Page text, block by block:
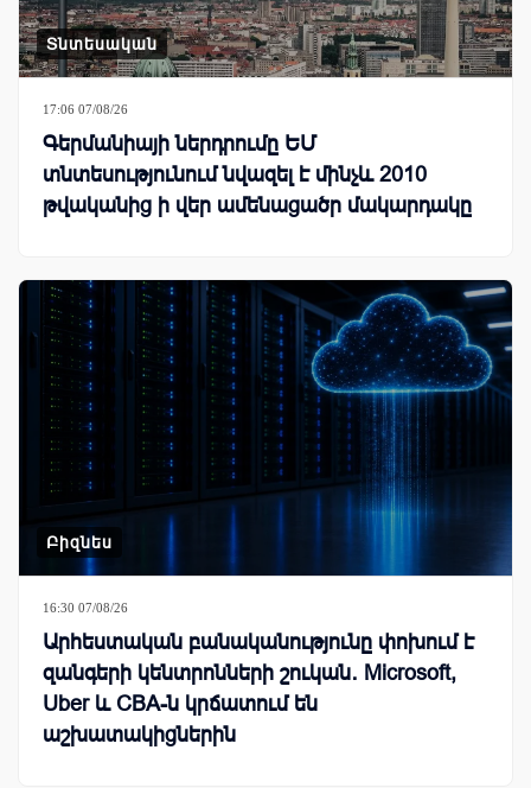
Տնտեսական
17:06 07/08/26
Գերմանիայի ներդրումը ԵՄ
տնտեսությունում նվազել է մինչև 2010
թվականից ի վեր ամենացածր մակարդակը
Բիզնես
16:30 07/08/26
Արհեստական բանականությունը փոխում է
զանգերի կենտրոնների շուկան․ Microsoft,
Uber և CBA-ն կրճատում են
աշխատակիցներին